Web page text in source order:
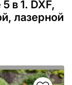
в 1. DXF,
лазерной